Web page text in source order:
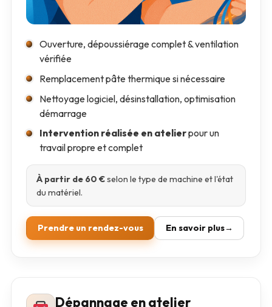
Ouverture, dépoussiérage complet & ventilation
vérifiée
Remplacement pâte thermique si nécessaire
Nettoyage logiciel, désinstallation, optimisation
démarrage
Intervention réalisée en atelierpour un
travail propre et complet
À partir de 60 €selon le type de machine et l'état
du matériel.
Prendre un rendez-vous En savoir plus
Dépannage en atelier